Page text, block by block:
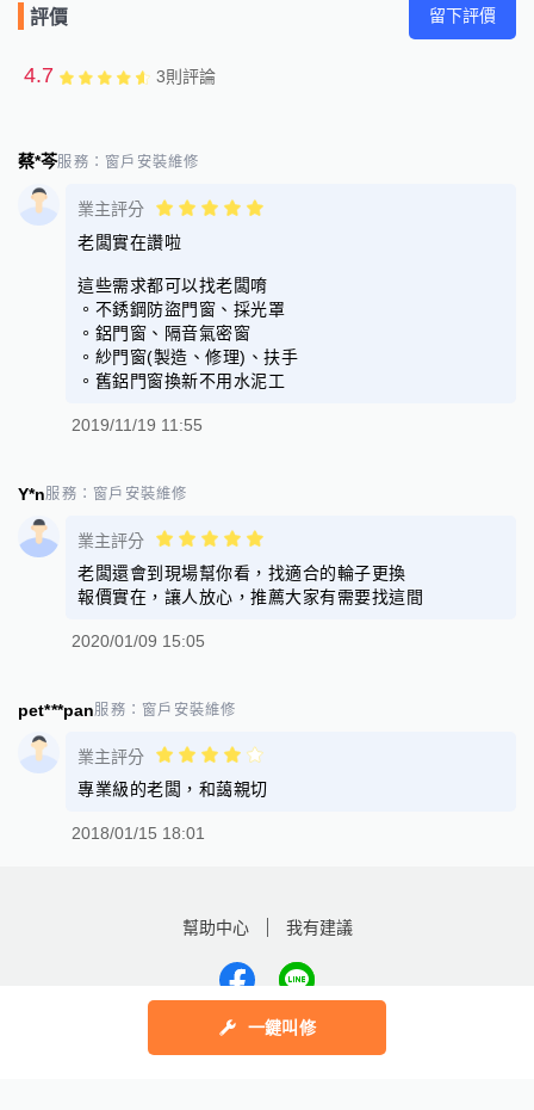
一鍵叫修
評價 留下評價
4.7 3則評論
蔡*芩服務： 窗戶安裝維修
業主評分
老闆實在讚啦
這些需求都可以找老闆唷
。不銹鋼防盜門窗、採光罩
。鋁門窗、隔音氣密窗
。紗門窗(製造、修理)、扶手
。舊鋁門窗換新不用水泥工
2019/11/19 11:55
Y*n服務： 窗戶安裝維修
業主評分
老闆還會到現場幫你看，找適合的輪子更換
報價實在，讓人放心，推薦大家有需要找這間
2020/01/09 15:05
pet***pan服務： 窗戶安裝維修
業主評分
專業級的老闆，和藹親切
2018/01/15 18:01
幫助中心 我有建議
數字科技股份有限公司